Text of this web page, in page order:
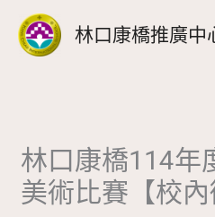
林口康橋推廣中
林口康橋114年
美術比賽【校